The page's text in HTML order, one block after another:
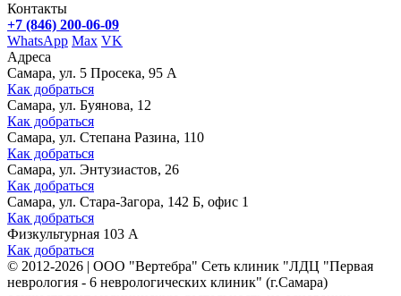
Контакты
+7 (846) 200-06-09
WhatsApp Max VK
Адреса
Самара, ул. 5 Просека, 95 А
Как добраться
Самара, ул. Буянова, 12
Как добраться
Самара, ул. Степана Разина, 110
Как добраться
Самара, ул. Энтузиастов, 26
Как добраться
Самара, ул. Стара-Загора, 142 Б, офис 1
Как добраться
Физкультурная 103 А
Как добраться
© 2012-2026 | ООО "Вертебра" Сеть клиник "ЛДЦ "Первая
неврология - 6 неврологических клиник" (г.Самара)